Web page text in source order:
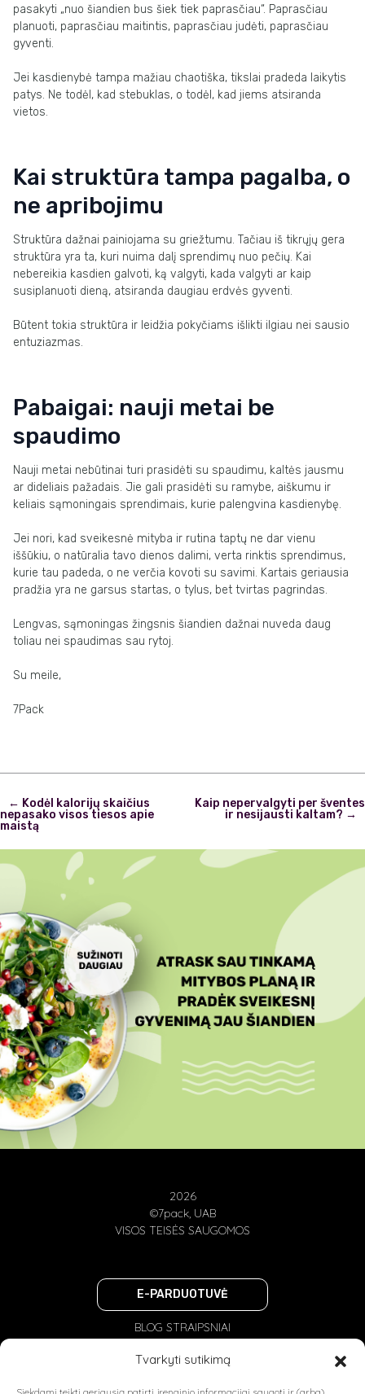
Tvarkyti sutikimą
pasakyti „nuo šiandien bus šiek tiek paprasčiau“. Paprasčiau
planuoti, paprasčiau maitintis, paprasčiau judėti, paprasčiau
gyventi.
Jei kasdienybė tampa mažiau chaotiška, tikslai pradeda laikytis
patys. Ne todėl, kad stebuklas, o todėl, kad jiems atsiranda
vietos.
Kai struktūra tampa pagalba, o
ne apribojimu
Struktūra dažnai painiojama su griežtumu. Tačiau iš tikrųjų gera
struktūra yra ta, kuri nuima dalį sprendimų nuo pečių. Kai
nebereikia kasdien galvoti, ką valgyti, kada valgyti ar kaip
susiplanuoti dieną, atsiranda daugiau erdvės gyventi.
Būtent tokia struktūra ir leidžia pokyčiams išlikti ilgiau nei sausio
entuziazmas.
Pabaigai: nauji metai be
spaudimo
Nauji metai nebūtinai turi prasidėti su spaudimu, kaltės jausmu
ar dideliais pažadais. Jie gali prasidėti su ramybe, aiškumu ir
keliais sąmoningais sprendimais, kurie palengvina kasdienybę.
Jei nori, kad sveikesnė mityba ir rutina taptų ne dar vienu
iššūkiu, o natūralia tavo dienos dalimi, verta rinktis sprendimus,
kurie tau padeda, o ne verčia kovoti su savimi. Kartais geriausia
pradžia yra ne garsus startas, o tylus, bet tvirtas pagrindas.
Lengvas, sąmoningas žingsnis šiandien dažnai nuveda daug
toliau nei spaudimas sau rytoj.
Su meile,
7Pack
Post
navigation
Kaip nepervalgyti per šventes
ir nesijausti kaltam? →
← Kodėl kalorijų skaičius
nepasako visos tiesos apie
maistą
2026
©7pack, UAB
VISOS TEISĖS SAUGOMOS
E-PARDUOTUVĖ
BLOG STRAIPSNIAI
PRIVATUMO POLITIKA